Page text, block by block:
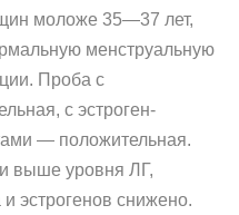
моложе 35—37 лет,
менструальную
Проба с
с эстроген-
— положительная.
выше уровня ЛГ,
эстрогенов снижено.